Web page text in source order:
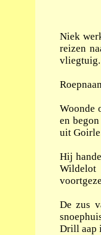
Niek
reizen
Woonde
en
uit
Hij
De zus
Drill aap